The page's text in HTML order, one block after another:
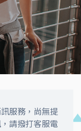
服務，尚無提
請撥打客服電